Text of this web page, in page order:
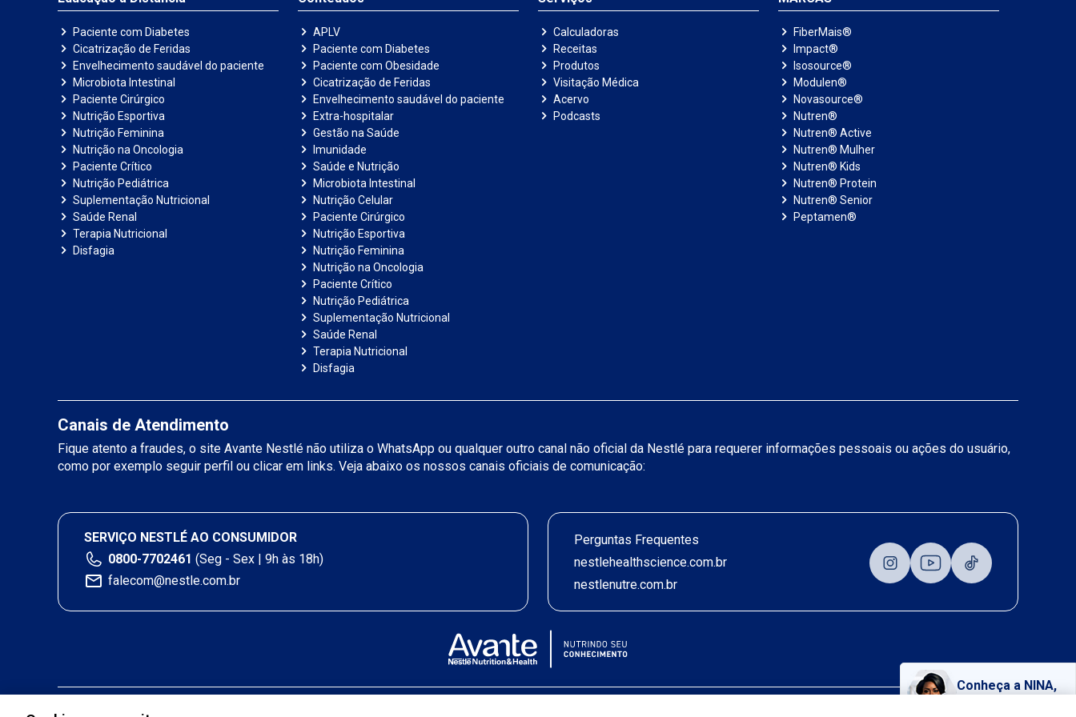
Conheça a NINA,
Paciente com Diabetes
Cicatrização de Feridas
Envelhecimento saudável do paciente
Microbiota Intestinal
Paciente Cirúrgico
Nutrição Esportiva
Nutrição Feminina
Nutrição na Oncologia
Paciente Crítico
Nutrição Pediátrica
Suplementação Nutricional
Saúde Renal
Terapia Nutricional
Disfagia
APLV
Paciente com Diabetes
Paciente com Obesidade
Cicatrização de Feridas
Envelhecimento saudável do paciente
Extra-hospitalar
Gestão na Saúde
Imunidade
Saúde e Nutrição
Microbiota Intestinal
Nutrição Celular
Paciente Cirúrgico
Nutrição Esportiva
Nutrição Feminina
Nutrição na Oncologia
Paciente Crítico
Nutrição Pediátrica
Suplementação Nutricional
Saúde Renal
Terapia Nutricional
Disfagia
Calculadoras
Receitas
Produtos
Visitação Médica
Acervo
Podcasts
FiberMais®
Impact®
Isosource®
Modulen®
Novasource®
Nutren®
Nutren® Active
Nutren® Mulher
Nutren® Kids
Nutren® Protein
Nutren® Senior
Peptamen®
Canais de Atendimento
Fique atento a fraudes, o site Avante Nestlé não utiliza o WhatsApp ou qualquer outro canal não oficial da Nestlé para requerer informações pessoais ou ações do usuário,
como por exemplo seguir perfil ou clicar em links. Veja abaixo os nossos canais oficiais de comunicação:
SERVIÇO NESTLÉ AO CONSUMIDOR
0800-7702461 (Seg - Sex | 9h às 18h)
falecom@nestle.com.br
Perguntas Frequentes
nestlehealthscience.com.br
nestlenutre.com.br